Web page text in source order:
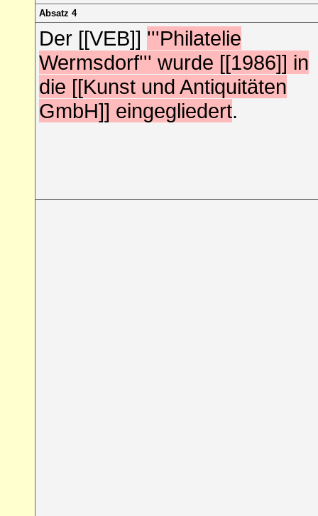
Absatz 4
Der [[VEB]] '''Philatelie
Wermsdorf''' wurde [[1986]] in
die [[Kunst und Antiquitäten
GmbH]] eingegliedert.